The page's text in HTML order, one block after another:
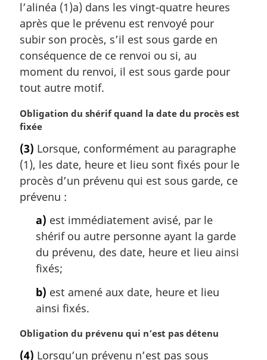
m
a
g
i
n
a
e
:
l’alinéa (1)a) dans les vingt-quatre heures
après que le prévenu est renvoyé pour
subir son procès, s’il est sous garde en
conséquence de ce renvoi ou si, au
moment du renvoi, il est sous garde pour
tout autre motif.
N
o
e
m
a
g
Obligation du shérif quand la date du procès est
fixée
(3) Lorsque, conformément au paragraphe
(1), les date, heure et lieu sont fixés pour le
procès d’un prévenu qui est sous garde, ce
prévenu :
a) est immédiatement avisé, par le
shérif ou autre personne ayant la garde
du prévenu, des date, heure et lieu ainsi
fixés;
b) est amené aux date, heure et lieu
ainsi fixés.
N
Obligation du prévenu qui n’est pas détenu
(4) Lorsqu’un prévenu n’est pas sous